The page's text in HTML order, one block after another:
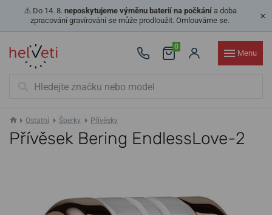
⚠️ Do 14. 8. neposkytujeme výměnu baterií na počkánía doba
zpracování gravírování se může prodloužit. Omlouváme se.
0
Menu
Ostatní Šperky Přívěsky
Přívěsek Bering EndlessLove-2